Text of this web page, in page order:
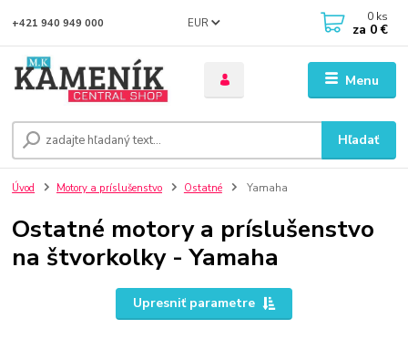
Menu
EUR
Hľadať
+421 940 949 000 0 ks
za 0 €
Úvod Motory a príslušenstvo Ostatné Yamaha
Ostatné motory a príslušenstvo
na štvorkolky - Yamaha
Upresniť parametre